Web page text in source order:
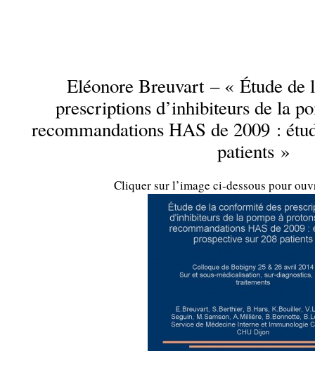
Eléonore Breuvart – « Étude de
prescriptions d’inhibiteurs de la
recommandations HAS de 2009 :
patients »
Cliquer sur l’image ci-dessous pour